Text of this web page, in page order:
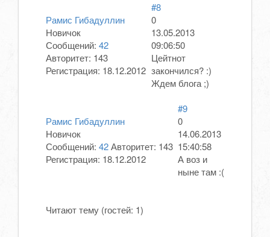
Рамис Гибадуллин
Новичок
Сообщений: 42
Авторитет: 143
Регистрация: 18.12.2012
#8
0
13.05.2013
09:06:50
Цейтнот
закончился? :)
Ждем блога ;)
Рамис Гибадуллин
Новичок
Сообщений: 42Авторитет: 143
Регистрация: 18.12.2012
#9
0
14.06.2013
15:40:58
А воз и
ныне там :(
Читают тему (гостей: 1)